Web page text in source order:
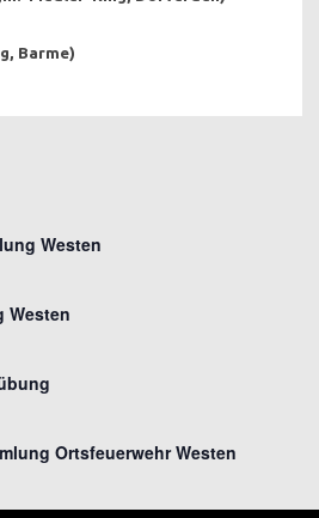
Barme)
Westen
Westen
Ortsfeuerwehr Westen